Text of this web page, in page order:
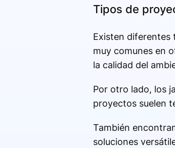
Tipos de
Existen diferentes
muy comunes en
la calidad del
Por otro lado, los
proyectos suelen
También
soluciones